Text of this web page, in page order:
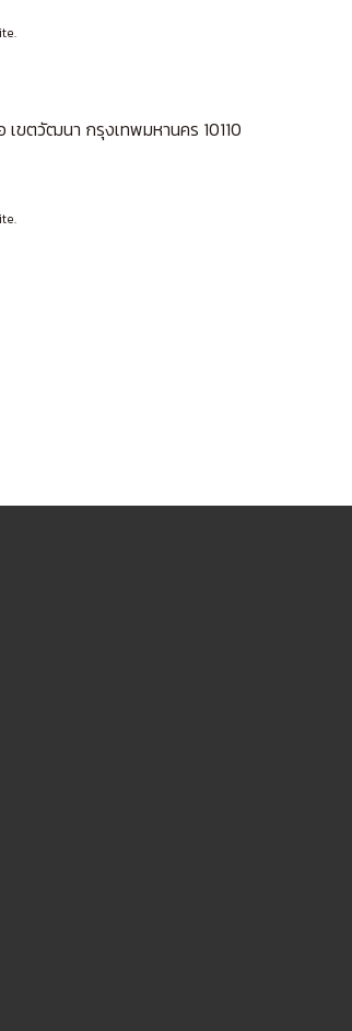
เขตวัฒนา กรุงเทพมหานคร 10110